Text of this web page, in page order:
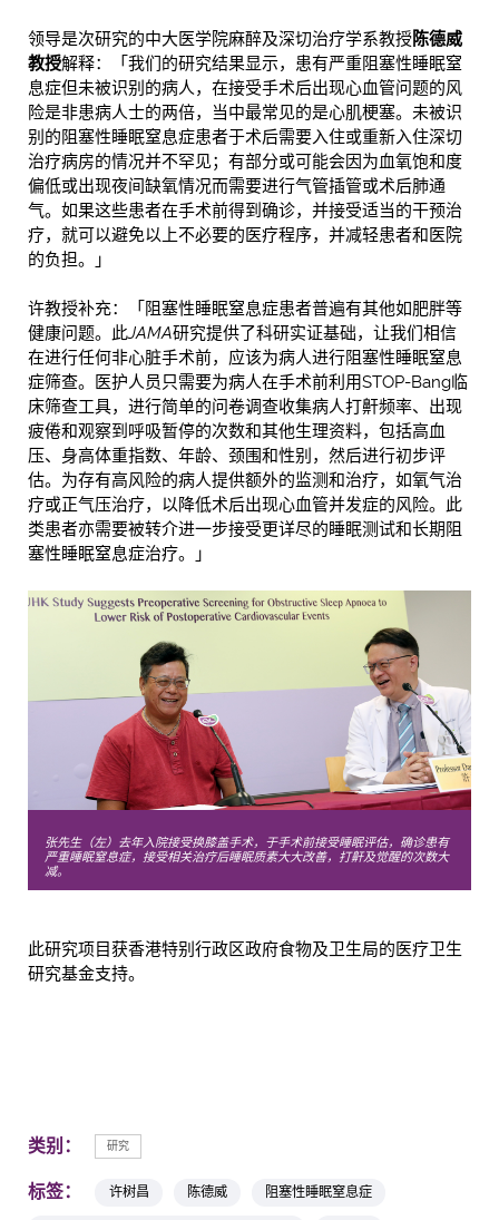
领导是次研究的中大医学院麻醉及深切治疗学系教授陈德威
教授解释：「我们的研究结果显示，患有严重阻塞性睡眠窒
息症但未被识别的病人，在接受手术后出现心血管问题的风
险是非患病人士的两倍，当中最常见的是心肌梗塞。未被识
别的阻塞性睡眠窒息症患者于术后需要入住或重新入住深切
治疗病房的情况并不罕见；有部分或可能会因为血氧饱和度
偏低或出现夜间缺氧情况而需要进行气管插管或术后肺通
气。如果这些患者在手术前得到确诊，并接受适当的干预治
疗，就可以避免以上不必要的医疗程序，并减轻患者和医院
的负担。」
许教授补充：「阻塞性睡眠窒息症患者普遍有其他如肥胖等
健康问题。此JAMA研究提供了科研实证基础，让我们相信
在进行任何非心脏手术前，应该为病人进行阻塞性睡眠窒息
症筛查。医护人员只需要为病人在手术前利用STOP-Bang临
床筛查工具，进行简单的问卷调查收集病人打鼾频率、出现
疲倦和观察到呼吸暂停的次数和其他生理资料，包括高血
压、身高体重指数、年龄、颈围和性别，然后进行初步评
估。为存有高风险的病人提供额外的监测和治疗，如氧气治
疗或正气压治疗，以降低术后出现心血管并发症的风险。此
类患者亦需要被转介进一步接受更详尽的睡眠测试和长期阻
塞性睡眠窒息症治疗。」
张先生（左）去年入院接受换膝盖手术，于手术前接受睡眠评估，确诊患有
严重睡眠窒息症，接受相关治疗后睡眠质素大大改善，打鼾及觉醒的次数大
减。
此研究项目获香港特别行政区政府食物及卫生局的医疗卫生
研究基金支持。
类别： 研究
标签： 许树昌 陈德威
阻塞性睡眠窒息症